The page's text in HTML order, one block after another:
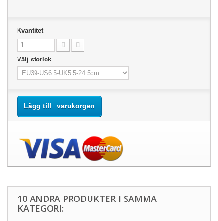
Kvantitet
Välj storlek
Lägg till i varukorgen
10 ANDRA PRODUKTER I SAMMA
KATEGORI: